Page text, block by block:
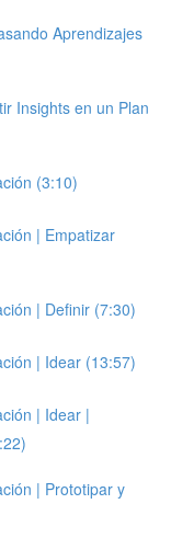
Aprendizajes
Insights en un Plan
(3:10)
| Empatizar
| Definir (7:30)
| Idear (13:57)
| Idear |
| Prototipar y